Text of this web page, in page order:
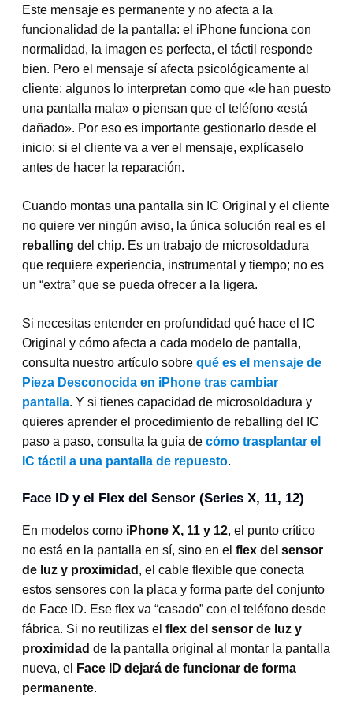
Este mensaje es permanente y no afecta a la
funcionalidad de la pantalla: el iPhone funciona con
normalidad, la imagen es perfecta, el táctil responde
bien. Pero el mensaje sí afecta psicológicamente al
cliente: algunos lo interpretan como que «le han puesto
una pantalla mala» o piensan que el teléfono «está
dañado». Por eso es importante gestionarlo desde el
inicio: si el cliente va a ver el mensaje, explícaselo
antes de hacer la reparación.
Cuando montas una pantalla sin IC Original y el cliente
no quiere ver ningún aviso, la única solución real es el
reballing del chip. Es un trabajo de microsoldadura
que requiere experiencia, instrumental y tiempo; no es
un “extra” que se pueda ofrecer a la ligera.
Si necesitas entender en profundidad qué hace el IC
Original y cómo afecta a cada modelo de pantalla,
consulta nuestro artículo sobre qué es el mensaje de
Pieza Desconocida en iPhone tras cambiar
pantalla. Y si tienes capacidad de microsoldadura y
quieres aprender el procedimiento de reballing del IC
paso a paso, consulta la guía de cómo trasplantar el
IC táctil a una pantalla de repuesto.
Face ID y el Flex del Sensor (Series X, 11, 12)
En modelos como iPhone X, 11 y 12, el punto crítico
no está en la pantalla en sí, sino en el flex del sensor
de luz y proximidad , el cable flexible que conecta
estos sensores con la placa y forma parte del conjunto
de Face ID. Ese flex va “casado” con el teléfono desde
fábrica. Si no reutilizas el flex del sensor de luz y
proximidad de la pantalla original al montar la pantalla
nueva, el
Face ID dejará de funcionar de forma
permanente.